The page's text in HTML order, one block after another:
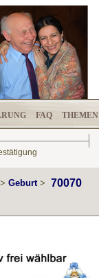
FAQ THEMEN
> Geburt > 70070